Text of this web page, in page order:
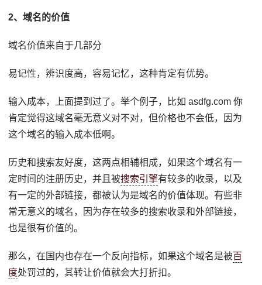
2、域名的价值
域名价值来自于几部分
易记性，辨识度高，容易记忆，这种肯定有优势。
输入成本，上面提到过了。举个例子，比如 asdfg.com 你
肯定觉得这域名毫无意义对不对，但价格也不会低，因为
这个域名的输入成本低啊。
历史和搜索友好度，这两点相辅相成，如果这个域名有一
定时间的注册历史，并且被搜索引擎有较多的收录，以及
有一定的外部链接，都被认为是域名的价值体现。有些非
常无意义的域名，因为存在较多的搜索收录和外部链接，
也是很有价值的。
那么，在国内也存在一个反向指标，如果这个域名是被百
度处罚过的，其转让价值就会大打折扣。